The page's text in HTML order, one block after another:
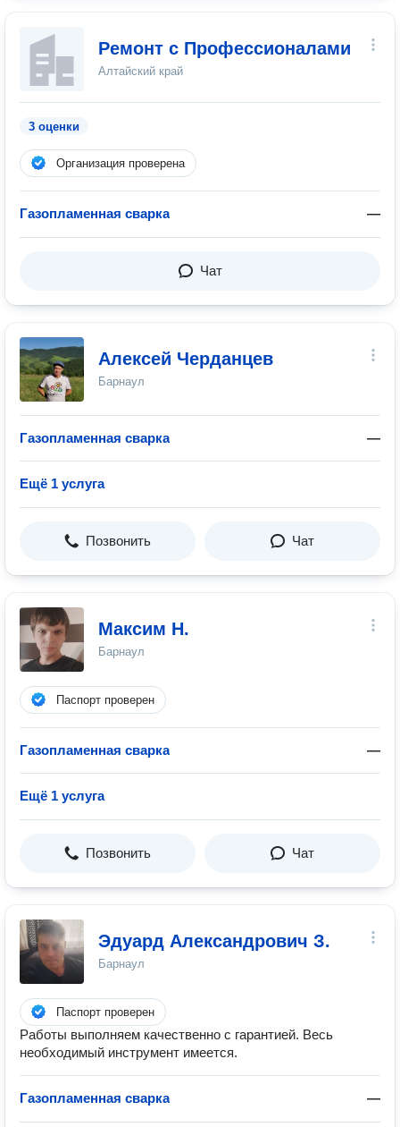
Ремонт с Профессионалами
Алтайский край
3 оценки
Организация проверена
Газопламенная сварка —
Чат
Алексей Черданцев
Барнаул
Газопламенная сварка —
Ещё 1 услуга
Позвонить Чат
Максим Н.
Барнаул
Паспорт проверен
Газопламенная сварка —
Ещё 1 услуга
Позвонить Чат
Эдуард Александрович З.
Барнаул
Паспорт проверен
Работы выполняем качественно с гарантией. Весь
необходимый инструмент имеется.
Газопламенная сварка —